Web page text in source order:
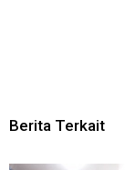
Berita Terkait